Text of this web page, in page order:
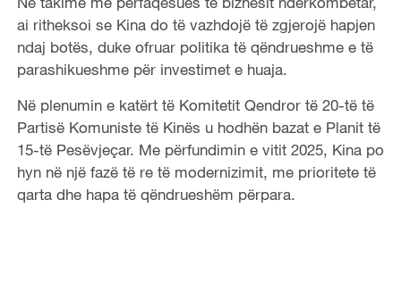
ai ritheksoi se Kina do të vazhdojë të zgjerojë hapjen
ndaj botës, duke ofruar politika të qëndrueshme e të
parashikueshme për investimet e huaja.
Në plenumin e katërt të Komitetit Qendror të 20-të të
Partisë Komuniste të Kinës u hodhën bazat e Planit të
15-të Pesëvjeçar. Me përfundimin e vitit 2025, Kina po
hyn në një fazë të re të modernizimit, me prioritete të
qarta dhe hapa të qëndrueshëm përpara.